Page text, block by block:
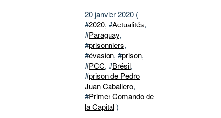
20 janvier 2020 (
#2020, #Actualités,
#Paraguay,
#prisonniers,
#évasion, #prison,
#PCC, #Brésil,
#prison de Pedro
Juan Caballero,
#Primer Comando de
la Capital)